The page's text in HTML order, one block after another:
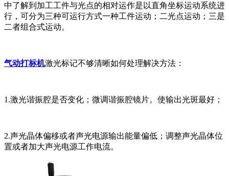
中了解到加工工件与光点的相对运作是以直角坐标运动系统进
行，可分为三种可运行方式一种工件运动；二光点运动；三是
二者组合式运动。
气动打标机激光标记不够清晰如何处理解决方法：
1.激光谐振腔是否变化；微调谐振腔镜片。使输出光斑最好；
2.声光晶体偏移或者声光电源输出能量偏低；调整声光晶体位
置或者加大声光电源工作电流。